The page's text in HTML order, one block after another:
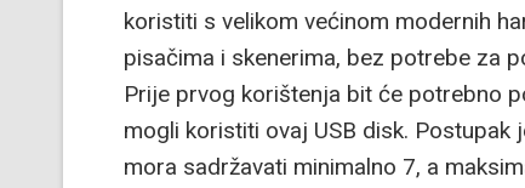
koristiti s velikom većinom modernih
pisačima i skenerima, bez potrebe za
Prije prvog korištenja bit će potrebno
mogli koristiti ovaj USB disk.
mora sadržavati minimalno 7, a